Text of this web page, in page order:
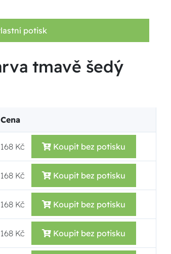
potisk
tmavě šedý
Cena
168 Kč Koupit bez potisku
168 Kč Koupit bez potisku
168 Kč Koupit bez potisku
168 Kč Koupit bez potisku